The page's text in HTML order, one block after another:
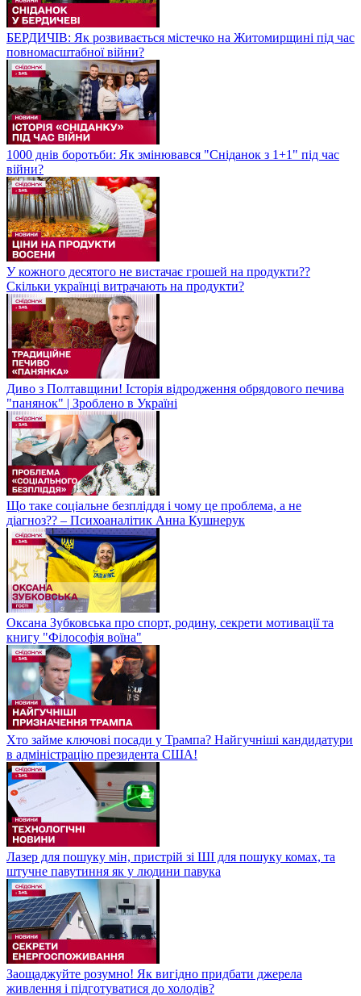
БЕРДИЧІВ: Як розвивається містечко на Житомирщині під час
повномасштабної війни?
1000 днів боротьби: Як змінювався "Сніданок з 1+1" під час
війни?
У кожного десятого не вистачає грошей на продукти??
Скільки українці витрачають на продукти?
Диво з Полтавщини! Історія відродження обрядового печива
"панянок" | Зроблено в Україні
Що таке соціальне безпліддя і чому це проблема, а не
діагноз?? – Психоаналітик Анна Кушнерук
Оксана Зубковська про спорт, родину, секрети мотивації та
книгу "Філософія воїна"
Хто займе ключові посади у Трампа? Найгучніші кандидатури
в адміністрацію президента США!
Лазер для пошуку мін, пристрій зі ШІ для пошуку комах, та
штучне павутиння як у людини павука
Заощаджуйте розумно! Як вигідно придбати джерела
живлення і підготуватися до холодів?